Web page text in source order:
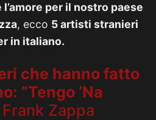
l’amore per il nostro paese
, ecco 5 artisti stranieri
in italiano.
che hanno fatto
”Tengo ‘Na
Frank Zappa